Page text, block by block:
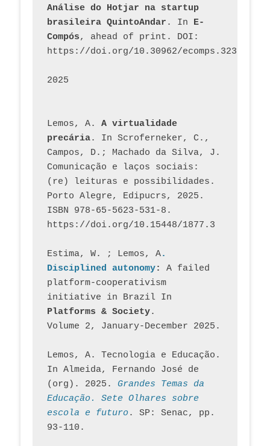
Análise do Hotjar na startup
brasileira QuintoAndar . In E-
Compós, ahead of print. DOI:
https://doi.org/10.30962/ecomps.3231
2025
Lemos, A. A virtualidade
precária. In Scroferneker, C.,
Campos, D.; Machado da Silva, J.
Comunicação e laços sociais:
(re) leituras e possibilidades.
Porto Alegre, Edipucrs, 2025.
ISBN 978-65-5623-531-8.
https://doi.org/10.15448/1877.3
Estima, W. ; Lemos, A.
Disciplined autonomy: A failed
platform-cooperativism
initiative in Brazil In
Platforms & Society.
Volume 2, January-December 2025.
Lemos, A. Tecnologia e Educação.
In Almeida, Fernando José de
(org). 2025. Grandes Temas da
Educação. Sete Olhares sobre
escola e futuro. SP: Senac, pp.
93-110.